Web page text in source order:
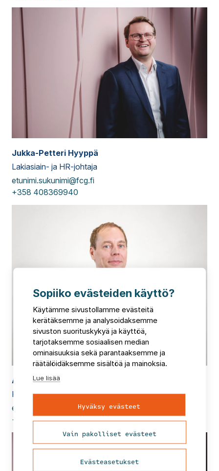
Jukka-Petteri Hyyppä
Lakiasiain- ja HR-johtaja
etunimi.sukunimi@fcg.fi
+358 408369940
Antti Erikivi
Kaupallinen johtaja
etunimi.sukunimi@fcg.fi
+358 50 388 3693
Sopiiko evästeiden käyttö?
Käytämme sivustollamme evästeitä
kerätäksemme ja analysoidaksemme
sivuston suorituskykyä ja käyttöä,
tarjotaksemme sosiaalisen median
ominaisuuksia sekä parantaaksemme ja
räätälöidäksemme sisältöä ja mainoksia.
Lue lisää
Hyväksy evästeet
Vain pakolliset evästeet
Evästeasetukset